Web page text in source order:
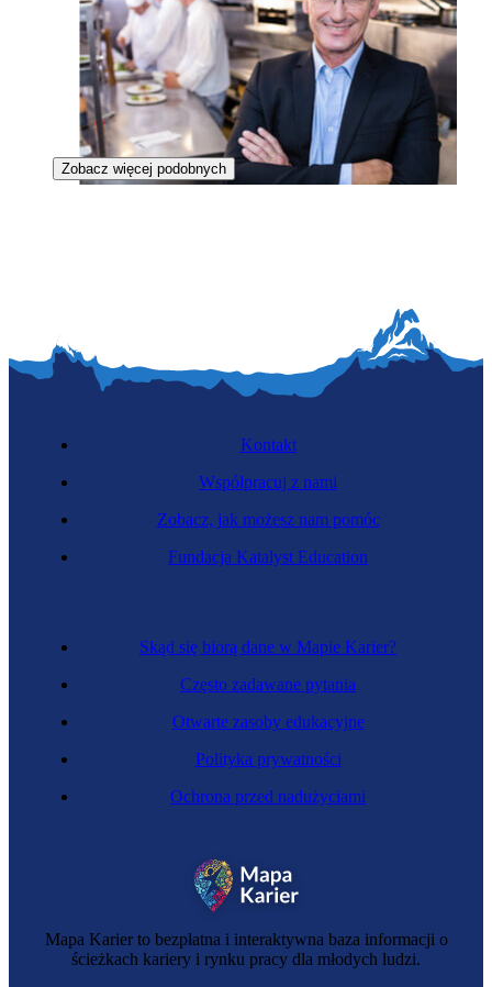
Specjalista technicznej obsługi nieruchomości
Zobacz więcej podobnych
Mapa Karier to bezpłatna i interaktywna baza informacji o
ścieżkach kariery i rynku pracy dla młodych ludzi.
Skąd się biorą dane w Mapie Karier?
Często zadawane pytania
Otwarte zasoby edukacyjne
Polityka prywatności
Ochrona przed nadużyciami
Kontakt
Współpracuj z nami
Zobacz, jak możesz nam pomóc
Fundacja Katalyst Education